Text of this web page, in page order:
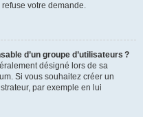
votre demande.
d’un groupe d’utilisateurs ?
désigné lors de sa
Si vous souhaitez créer un
par exemple en lui